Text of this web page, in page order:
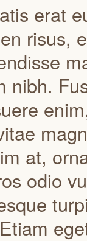
erat
risus,
nibh.
at,
odio